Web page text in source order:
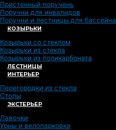
Пристенный поручень
Поручни для инвалидов
Поручни и лестницы для бассейна
КОЗЫРЬКИ
Козырьки со стеклом
Козырьки из стекла
Козырьки из поликарбоната
ЛЕСТНИЦЫ
ИНТЕРЬЕР
Перегородки из стекла
Столы
ЭКСТЕРЬЕР
Лавочки
Урны и велопарковка